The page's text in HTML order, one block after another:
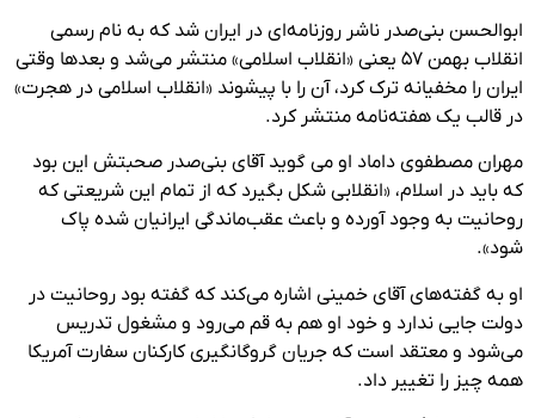
ابوالحسن بنی‌صدر ناشر روزنامه‌ای در ایران شد که به نام رسمی
انقلاب بهمن ۵۷ یعنی «انقلاب اسلامی» منتشر می‌شد و بعدها وقتی
ایران را مخفیانه ترک کرد، آن را با پیشوند «انقلاب اسلامی در هجرت»
در قالب یک هفته‌نامه منتشر کرد.
مهران مصطفوی داماد او می گوید آقای بنی‌صدر صحبتش این بود
که باید در اسلام، «انقلابی شکل بگیرد که از تمام این شریعتی که
روحانیت به وجود آورده و باعث عقب‌ماندگی ایرانیان شده پاک
شود».
او به گفته‌های آقای خمینی اشاره می‌کند که گفته بود روحانیت در
دولت جایی ندارد و خود او هم به قم می‌رود و مشغول تدریس
می‌شود و معتقد است که جریان گروگانگیری کارکنان سفارت آمریکا
همه چیز را تغییر داد.